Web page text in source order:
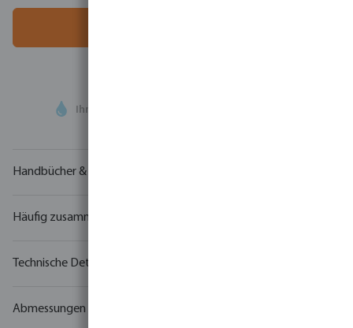
Ihr
Handbücher & Zeichnungen
Häufig zusammen gekauft
Technische Details
Abmessungen